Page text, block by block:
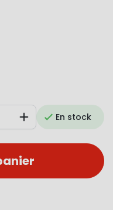
AugmenterEn stock